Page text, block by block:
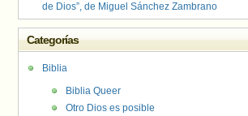
de Dios”, de Miguel Sánchez Zambrano
Categorías
Biblia
Biblia Queer
Otro Dios es posible